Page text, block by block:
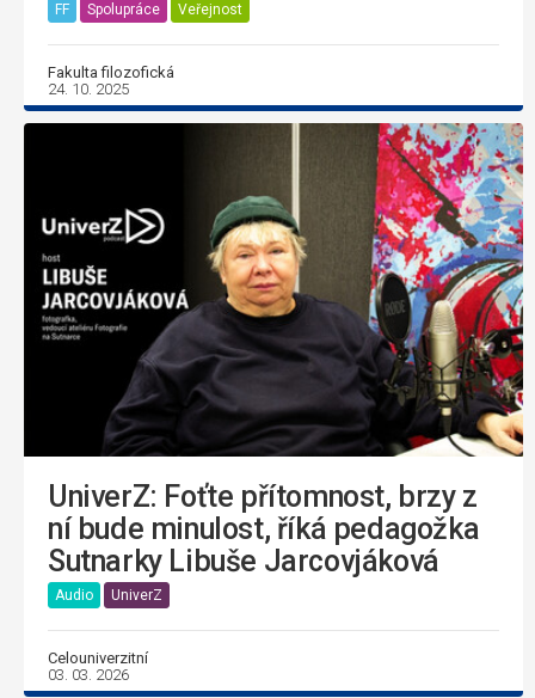
FF Spolupráce Veřejnost
Fakulta filozofická
24. 10. 2025
UniverZ: Foťte přítomnost, brzy z
ní bude minulost, říká pedagožka
Sutnarky Libuše Jarcovjáková
Audio UniverZ
Celouniverzitní
03. 03. 2026